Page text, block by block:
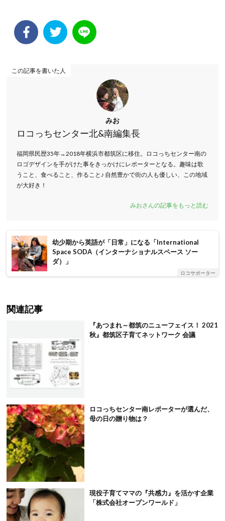
この記事を書いた人
みお
ロコっちセンター北&南編集長
福岡県民歴35年→2018年横浜市都筑区に移住。ロコっちセンター南の
ロゴデザインを手がけた事をきっかけにレポーターとなる。趣味は歌
うこと、食べること、作ること♪ 自然豊かで街の人も優しい、この地域
が大好き！
みおさんの記事をもっと読む
幼少期から英語が「日常」になる「International
Space SODA（インターナショナルスペース ソー
ダ）」
ロコサポーター
関連記事
『あつまれ～都筑のニューフェイス！ 2021
秋』都筑区子育てネットワーク 会議
ロコっちセンター南レポーターが選んだ、
母の日の贈り物は？
現役子育てママの『共感力』を活かす企業
「株式会社オープンワールド」